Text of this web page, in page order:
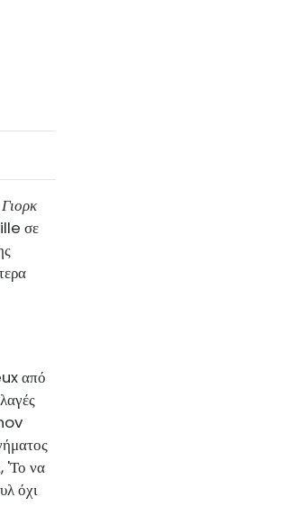
σε
από
'Το να
όχι